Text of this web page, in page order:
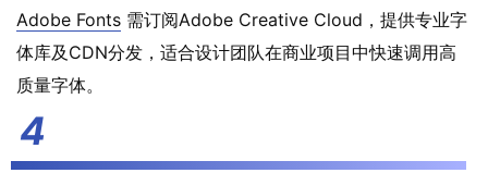
Adobe Fonts 需订阅Adobe Creative Cloud，提供专业字
体库及CDN分发，适合设计团队在商业项目中快速调用高
质量字体。